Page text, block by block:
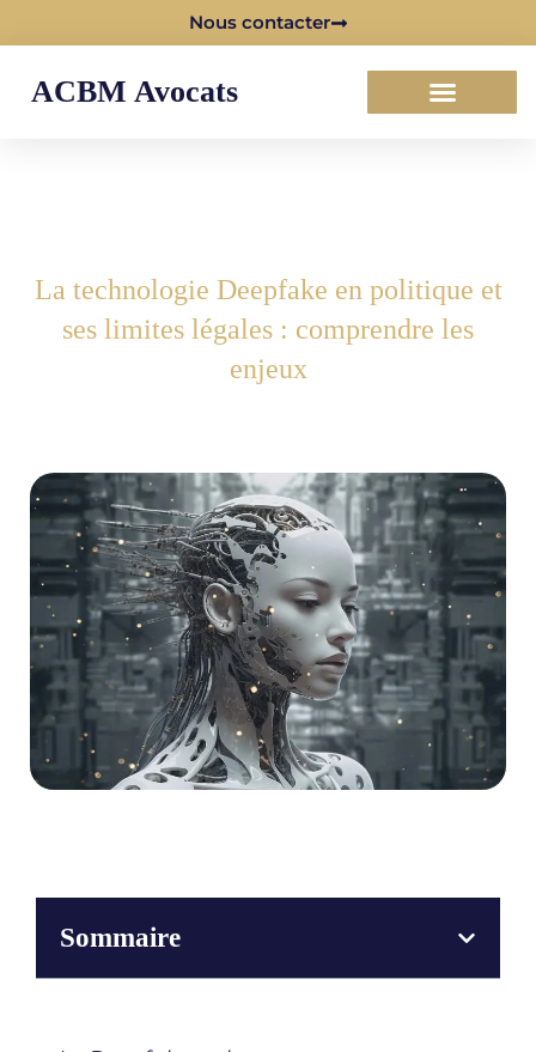
Nous contacter
ACBM Avocats
La technologie Deepfake en politique et
ses limites légales : comprendre les
enjeux
Sommaire